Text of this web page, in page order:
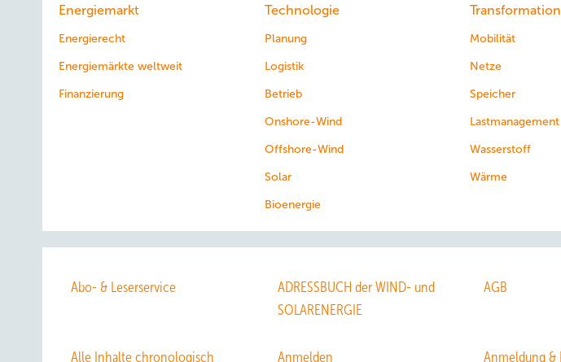
Energiemarkt
Energierecht
Energiemärkte weltweit
Finanzierung
Technologie
Planung
Logistik
Betrieb
Onshore-Wind
Offshore-Wind
Solar
Bioenergie
Transformation
Mobilität
Netze
Speicher
Lastmanagement
Wasserstoff
Wärme
Abo- & Leserservice
ADRESSBUCH der WIND- und
SOLARENERGIE
AGB
Alle Inhalte chronologisch Anmelden Anmeldung &